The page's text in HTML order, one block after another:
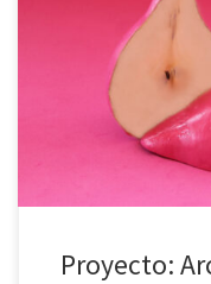
Proyecto dedicado a
colores. Por separado,
través de las personas,
tristeza, […]
Proyecto: